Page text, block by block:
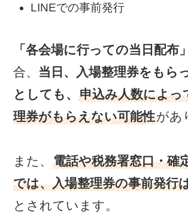
LINEでの事前発行
「各会場に行っての当日配布」
合、 当日、入場整理券をもら
としても、申込み人数によっ
理券がもらえない可能性があ
また、電話や税務署窓口・確
では、入場整理券の事前発行
とされています。